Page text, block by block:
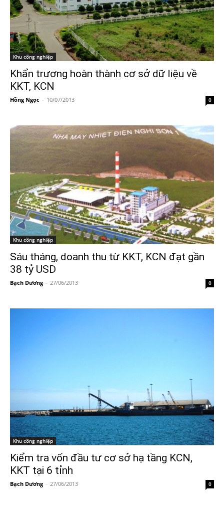
Khu công nghiệp
Khẩn trương hoàn thành cơ sở dữ liệu về
KKT, KCN
Hồng Ngọc - 10/07/2013 0
Khu công nghiệp
Sáu tháng, doanh thu từ KKT, KCN đạt gần
38 tỷ USD
Bạch Dương - 27/06/2013 0
Khu công nghiệp
Kiểm tra vốn đầu tư cơ sở hạ tầng KCN,
KKT tại 6 tỉnh
Bạch Dương - 27/06/2013 0